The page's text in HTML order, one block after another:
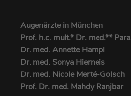
Augenärzte in München
Prof. h.c. mult.* Dr. med.**
Dr. med. Annette Hampl
Dr. med. Sonya Hierneis
Dr. med. Nicole Merté-Golsch
Prof. Dr. med. Mahdy Ranjbar